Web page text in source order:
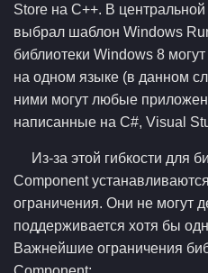
Store на C++. В центральной
выбрал шаблон Windows
библиотеки Windows 8
на одном языке (в данном
ними могут любые
написанные на C#, Visual
Из-за этой гибкости для
Component
ограничения. Они не могут
поддерживается хотя бы
Важнейшие ограничения